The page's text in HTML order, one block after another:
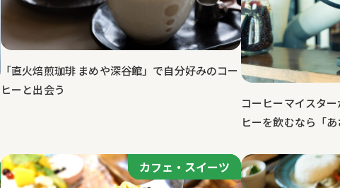
「直火焙煎珈琲 まめや深谷館」で自分好みのコー
ヒーと出会う
コーヒーマイスタ
ヒーを飲むなら「
カフェ・スイーツ
カフェ・スイーツ